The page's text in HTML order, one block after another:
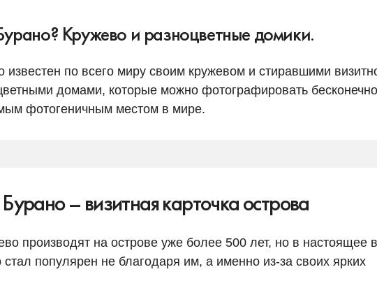
Кружево и разноцветные домики.
по всего миру своим кружевом и стиравшими
домами, которые можно фотографировать
фотогеничным местом в мире.
– визитная карточка острова
производят на острове уже более 500 лет, но в настоящее
популярен не благодаря им, а именно из-за своих ярких